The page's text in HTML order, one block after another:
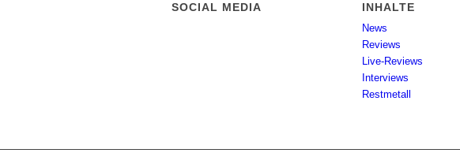
SOCIAL MEDIA INHALTE
News
Reviews
Live-Reviews
Interviews
Restmetall